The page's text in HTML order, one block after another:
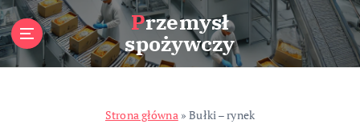
S
k
i
p
Przemysł
spożywczy
Strona główna »Bułki – rynek